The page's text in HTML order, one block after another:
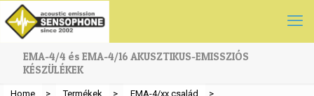
EMA-4/4 és EMA-4/16 AKUSZTIKUS-EMISSZIÓS
KÉSZÜLÉKEK
Home > Termékek > EMA-4/xx család
>